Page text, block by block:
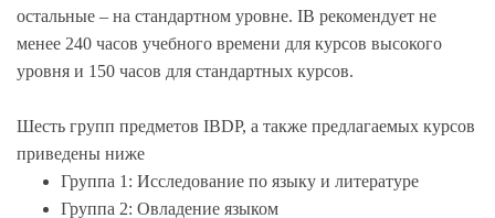
остальные – на стандартном уровне. IB рекомендует не
менее 240 часов учебного времени для курсов высокого
уровня и 150 часов для стандартных курсов.
Шесть групп предметов IBDP, а также предлагаемых курсов
приведены ниже
Группа 1: Исследование по языку и литературе
Группа 2: Овладение языком